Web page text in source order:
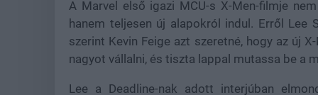
A Marvel első igazi MCU-s X-Men-filmje
hanem teljesen új alapokról indul. Erről Lee
szerint Kevin Feige azt szeretné, hogy az új
nagyot vállalni, és tiszta lappal mutassa be a
Lee a Deadline-nak adott interjúban